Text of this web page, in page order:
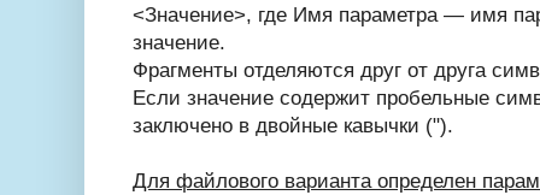
<Значение>, где Имя параметра — имя
значение.
Фрагменты отделяются друг от друга
Если значение содержит пробельные
заключено в двойные кавычки (").
Для файлового варианта определен